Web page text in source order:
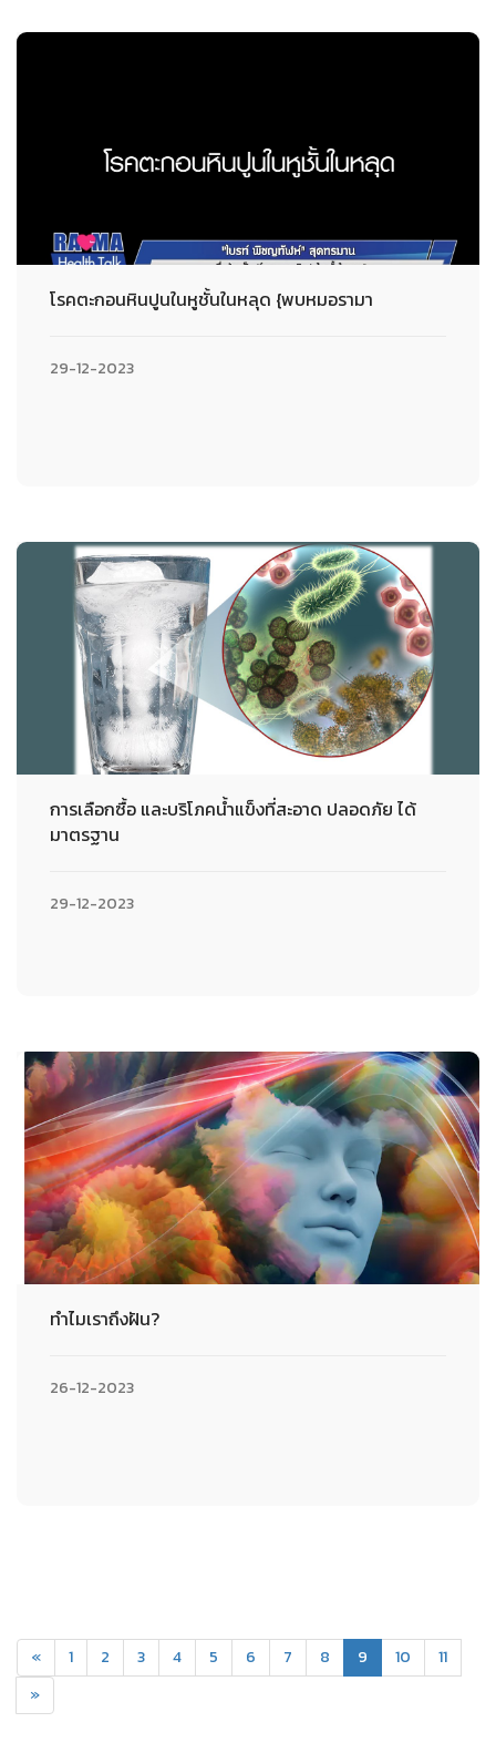
โรคตะกอนหินปูนในหูชั้นในหลุด {พบหมอรามา
29-12-2023
การเลือกซื้อ และบริโภคน้ำแข็งที่สะอาด ปลอดภัย ได้
มาตรฐาน
29-12-2023
ทำไมเราถึงฝัน?
26-12-2023
« 1 2 3 4 5 6 7 8 9 (current)
10
11
»